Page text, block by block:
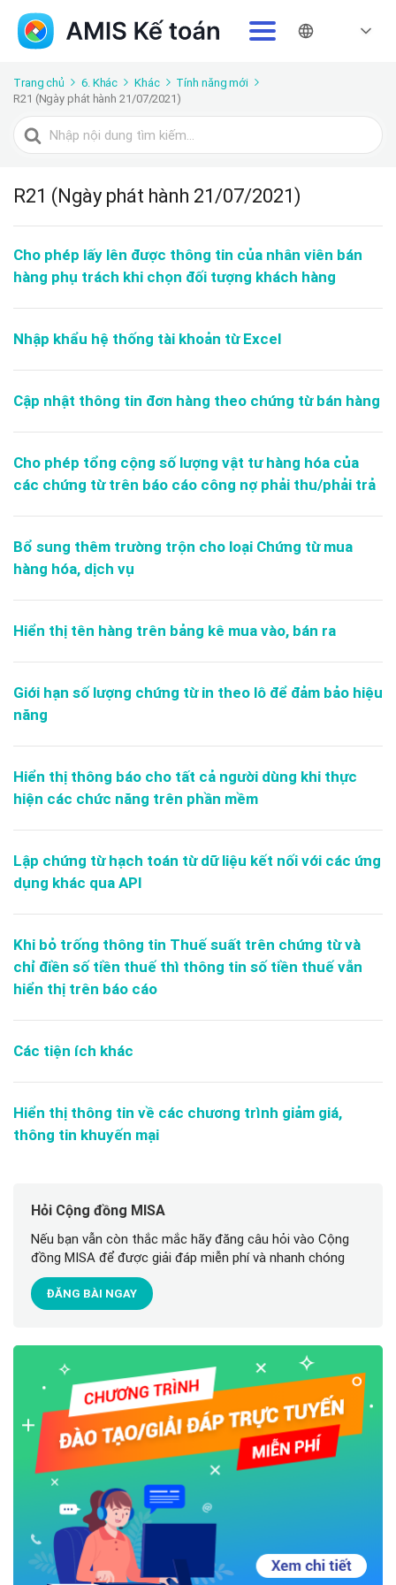
Trang chủ 6. Khác Khác
Tính năng mới
R21 (Ngày phát hành 21/07/2021)
Tìm
kiếm
R21 (Ngày phát hành 21/07/2021)
Cho phép lấy lên được thông tin của nhân viên bán
hàng phụ trách khi chọn đối tượng khách hàng
Nhập khẩu hệ thống tài khoản từ Excel
Cập nhật thông tin đơn hàng theo chứng từ bán hàng
Cho phép tổng cộng số lượng vật tư hàng hóa của
các chứng từ trên báo cáo công nợ phải thu/phải trả
Bổ sung thêm trường trộn cho loại Chứng từ mua
hàng hóa, dịch vụ
Hiển thị tên hàng trên bảng kê mua vào, bán ra
Giới hạn số lượng chứng từ in theo lô để đảm bảo hiệu
năng
Hiển thị thông báo cho tất cả người dùng khi thực
hiện các chức năng trên phần mềm
Lập chứng từ hạch toán từ dữ liệu kết nối với các ứng
dụng khác qua API
Khi bỏ trống thông tin Thuế suất trên chứng từ và
chỉ điền số tiền thuế thì thông tin số tiền thuế vẫn
hiển thị trên báo cáo
Các tiện ích khác
Hiển thị thông tin về các chương trình giảm giá,
thông tin khuyến mại
Hỏi Cộng đồng MISA
Nếu bạn vẫn còn thắc mắc hãy đăng câu hỏi vào Cộng
đồng MISA để được giải đáp miễn phí và nhanh chóng
ĐĂNG BÀI NGAY